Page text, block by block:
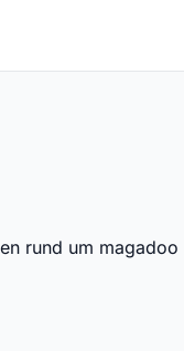
rund um magadoo